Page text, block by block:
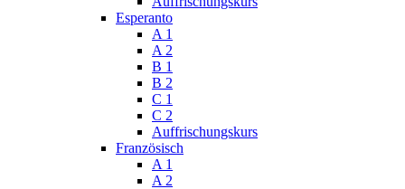
Esperanto
A 1
A 2
B 1
B 2
C 1
C 2
Auffrischungskurs
Französisch
A 1
A 2